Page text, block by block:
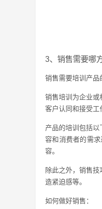
3、销售需要哪
销售需要培训产品
销售培训为企业或
客户认同和接受工
产品的培训包括
容和消费者的需
容。
除此之外，销售
造紧迫感等。
如何做好销售：